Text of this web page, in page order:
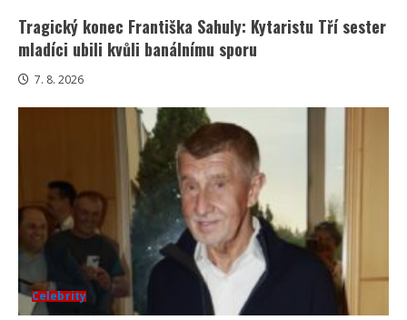
Tragický konec Františka Sahuly: Kytaristu Tří sester
mladíci ubili kvůli banálnímu sporu
7. 8. 2026
Celebrity